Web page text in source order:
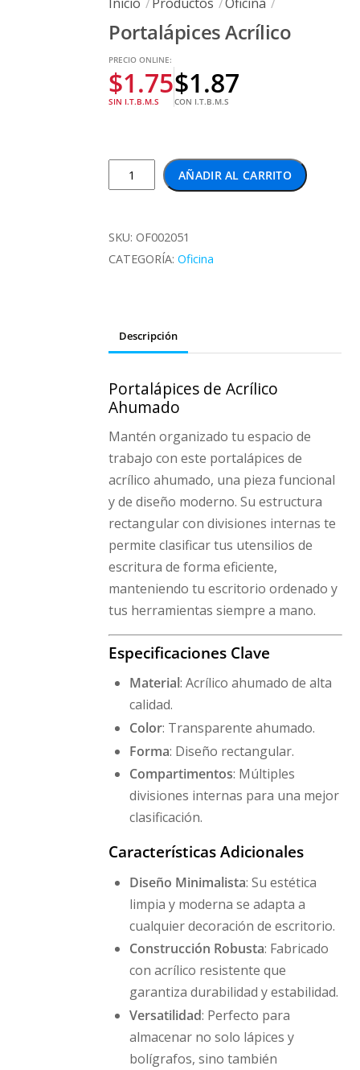
Portalápices Acrílico
PRECIO ONLINE:
$1.75
SIN I.T.B.M.S
$1.87
CON I.T.B.M.S
Portalápices
Acrílico
AÑADIR AL CARRITO
SKU:OF002051
CATEGORÍA:Oficina
Descripción
Portalápices de Acrílico
Ahumado
Mantén organizado tu espacio de
trabajo con este portalápices de
acrílico ahumado, una pieza funcional
y de diseño moderno. Su estructura
rectangular con divisiones internas te
permite clasificar tus utensilios de
escritura de forma eficiente,
manteniendo tu escritorio ordenado y
tus herramientas siempre a mano.
Especificaciones Clave
Material: Acrílico ahumado de alta
calidad.
Color: Transparente ahumado.
Forma: Diseño rectangular.
Compartimentos: Múltiples
divisiones internas para una mejor
clasificación.
Características Adicionales
Diseño Minimalista: Su estética
limpia y moderna se adapta a
cualquier decoración de escritorio.
Construcción Robusta: Fabricado
con acrílico resistente que
garantiza durabilidad y estabilidad.
Versatilidad: Perfecto para
almacenar no solo lápices y
bolígrafos, sino también